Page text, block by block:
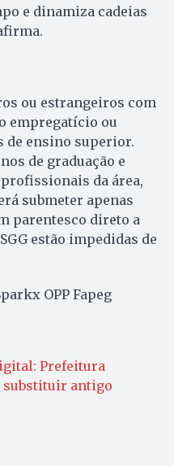
e dinamiza cadeias
ou estrangeiros com
empregatício ou
de ensino superior.
de graduação e
da área,
submeter apenas
parentesco direto a
estão impedidas de
OPP Fapeg
Prefeitura
substituir antigo